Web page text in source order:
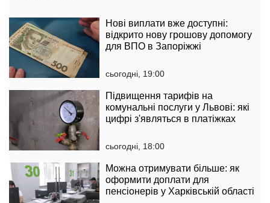
Нові виплати вже доступні:
відкрито нову грошову допомогу
для ВПО в Запоріжжі
сьогодні, 19:00
Підвищення тарифів на
комунальні послуги у Львові: які
цифрі з'являться в платіжках
сьогодні, 18:00
Можна отримувати більше: як
оформити доплати для
пенсіонерів у Харківській області